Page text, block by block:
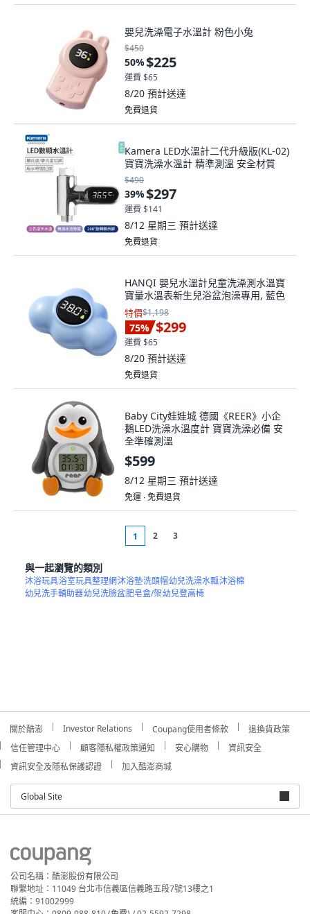
嬰兒洗澡電子水溫計 粉色小兔
$450
50%$225
運費 $65
8/20 預計送達
免費退貨
Kamera LED水溫計二代升級版(KL-02)
寶寶洗澡水溫計 精準測溫 安全材質
$490
39%$297
運費 $141
8/12 星期三 預計送達
免費退貨
HANQI 嬰兒水溫計兒童洗澡測水溫寶
寶量水溫表新生兒浴盆泡澡專用, 藍色
特價$1,198
75% $299
運費 $65
8/20 預計送達
免費退貨
Baby City娃娃城 德國《REER》小企
鵝LED洗澡水溫度計 寶寶洗澡必備 安
全準確測溫
$599
8/12 星期三 預計送達
免運 ∙ 免費退貨
1 2 3
與一起瀏覽的類別
沐浴玩具浴室玩具整理網沐浴墊洗頭帽幼兒洗澡水瓢沐浴棉
幼兒洗手輔助器幼兒洗臉盆肥皂盒/架幼兒登高椅
關於酷澎 Investor Relations Coupang使用者條款
退換貨政策
信任管理中心
顧客隱私權政策通知 安心購物
資訊安全
資訊安全及隱私保護認證
加入酷澎商城
Global Site
公司名稱：酷澎股份有限公司
聯繫地址：11049 台北市信義區信義路五段7號13樓之1
統編：91002999